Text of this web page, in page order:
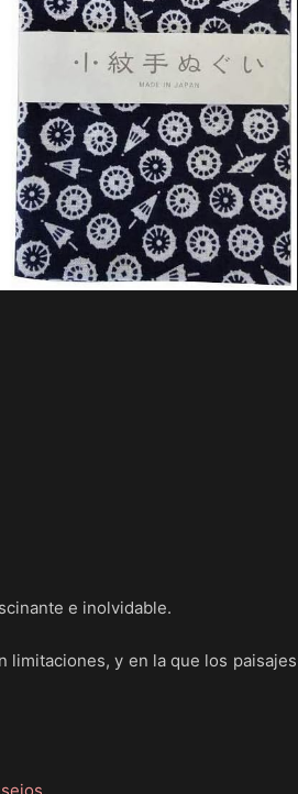
e inolvidable.
limitaciones, y en la que los paisajes